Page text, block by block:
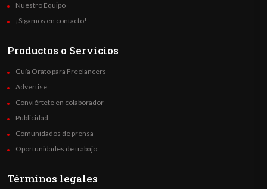
Nuestro Equipo
¡Sigamos en contacto!
Productos o Servicios
Guía Orato para Freelancers
Advertise
Conviértete en colaborador
Publicidad
Comunidados de prensa
Oportunidades de trabajo
Términos legales